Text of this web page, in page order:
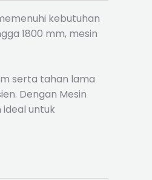
kebutuhan
1800 mm, mesin
serta tahan lama
Dengan Mesin
untuk